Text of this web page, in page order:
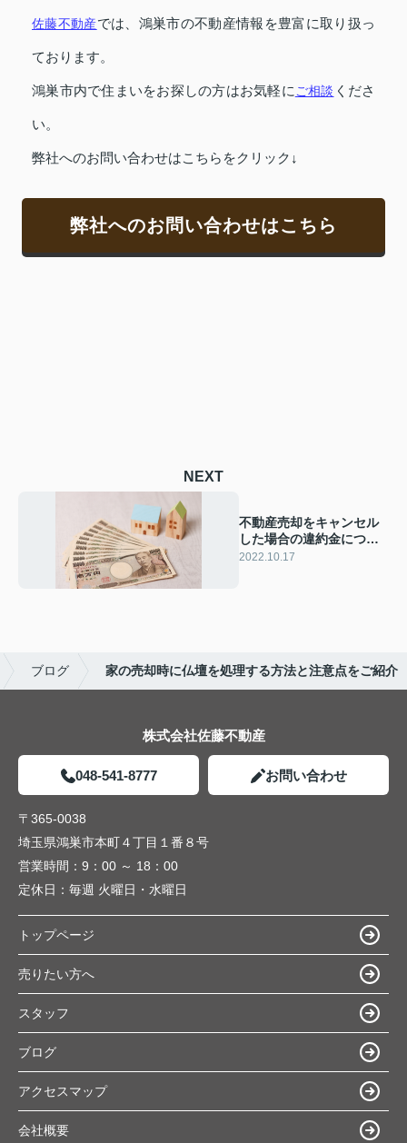
佐藤不動産では、鴻巣市の不動産情報を豊富に取り扱っ
ております。
鴻巣市内で住まいをお探しの方はお気軽に ご相談 くださ
い。
弊社へのお問い合わせはこちらをクリック↓
弊社へのお問い合わせはこちら
NEXT
不動産売却をキャンセル
した場合の違約金につい
てポイントをご紹介
2022.10.17
ブログ 家の売却時に仏壇を処理する方法と注意点をご紹介
株式会社佐藤不動産
048-541-8777 お問い合わせ
〒365-0038
埼玉県鴻巣市本町４丁目１番８号
営業時間： 9：00 ～ 18：00
定休日： 毎週 火曜日・水曜日
トップページ
売りたい方へ
スタッフ
ブログ
アクセスマップ
会社概要